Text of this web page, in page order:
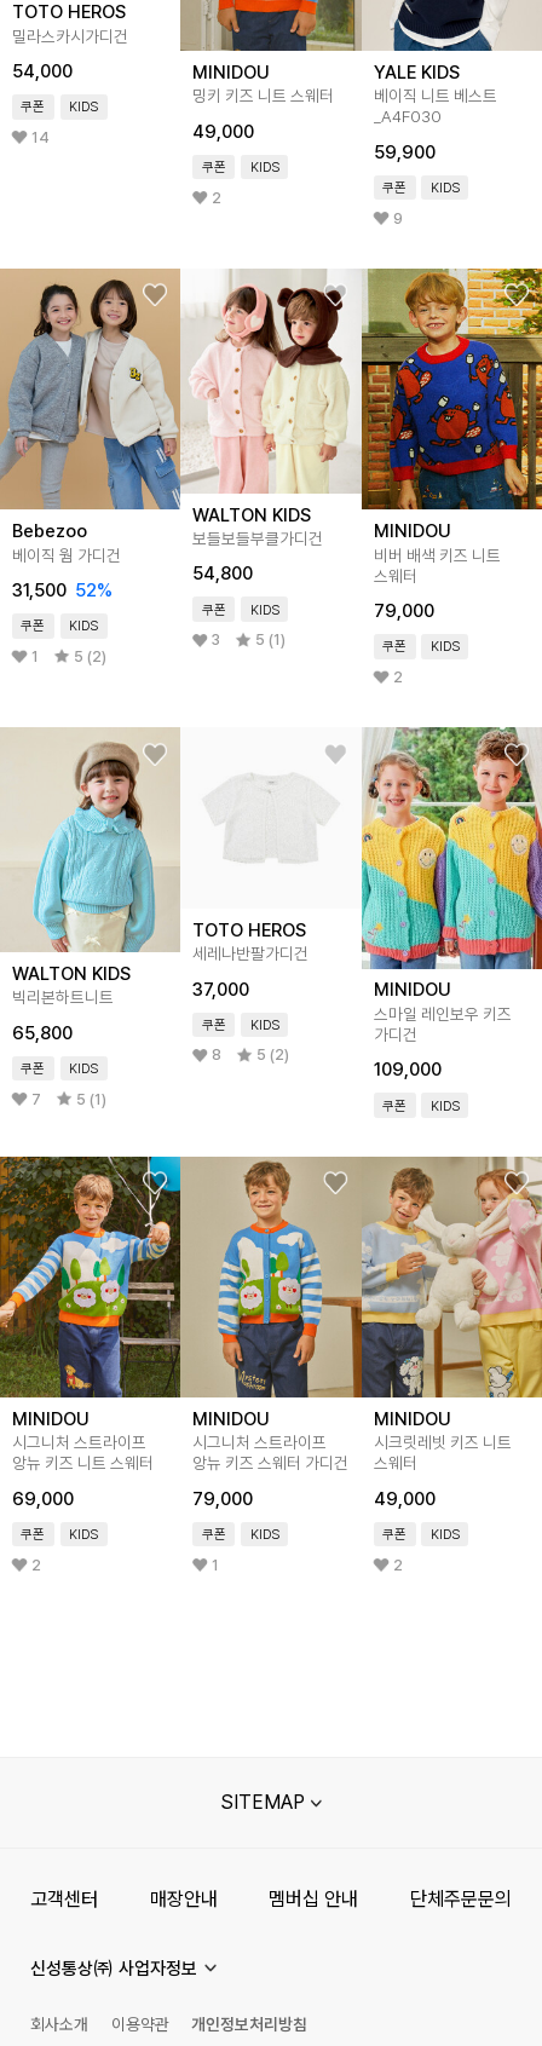
TOTO HEROS
밀라스카시가디건
54,000
쿠폰 KIDS
14
MINIDOU
밍키 키즈 니트 스웨터
49,000
쿠폰 KIDS
2
YALE KIDS
베이직 니트 베스트
_A4F030
59,900
쿠폰 KIDS
9
Bebezoo
베이직 웜 가디건
31,500 52%
쿠폰 KIDS
1 5 (2)
WALTON KIDS
보들보들부클가디건
54,800
쿠폰 KIDS
3 5 (1)
MINIDOU
비버 배색 키즈 니트
스웨터
79,000
쿠폰 KIDS
2
WALTON KIDS
빅리본하트니트
65,800
쿠폰 KIDS
7 5 (1)
TOTO HEROS
세레나반팔가디건
37,000
쿠폰 KIDS
8 5 (2)
MINIDOU
스마일 레인보우 키즈
가디건
109,000
쿠폰 KIDS
MINIDOU
시그니처 스트라이프
앙뉴 키즈 니트 스웨터
69,000
쿠폰 KIDS
2
MINIDOU
시그니처 스트라이프
앙뉴 키즈 스웨터 가디건
79,000
쿠폰 KIDS
1
MINIDOU
시크릿레빗 키즈 니트
스웨터
49,000
쿠폰 KIDS
2
SITEMAP
고객센터 매장안내 멤버십 안내 단체주문문의
신성통상㈜ 사업자정보
회사소개 이용약관 개인정보처리방침